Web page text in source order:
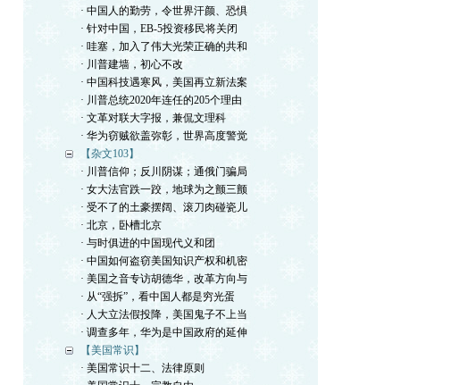
· 中国人的勤劳，令世界汗颜、恐惧
· 针对中国，EB-5投资移民将关闭
· 哇塞，加入了伟大光荣正确的共和
· 川普建墙，初心不改
· 中国科技遇寒风，美国再立新法案
· 川普总统2020年连任的205个理由
· 文革对联大字报，兼侃文理科
· 华为窃贼欲盖弥彰，世界高度警觉
【杂文103】
· 川普信仰；反川阴谋；通俄门骗局
· 女大法官跌一跤，地球为之颤三颤
· 受不了的土豪摆阔、滚刀肉碰瓷儿
· 北京，卧槽北京
· 与时俱进的中国现代义和团
· 中国如何盗窃美国知识产权和机密
· 美国之音专访胡德华，改革方向与
· 从“强拆”，看中国人都是穷光蛋
· 人大立法假投降，美国鬼子不上当
· 调查多年，华为是中国政府的延伸
【美国常识】
· 美国常识十二、法律原则